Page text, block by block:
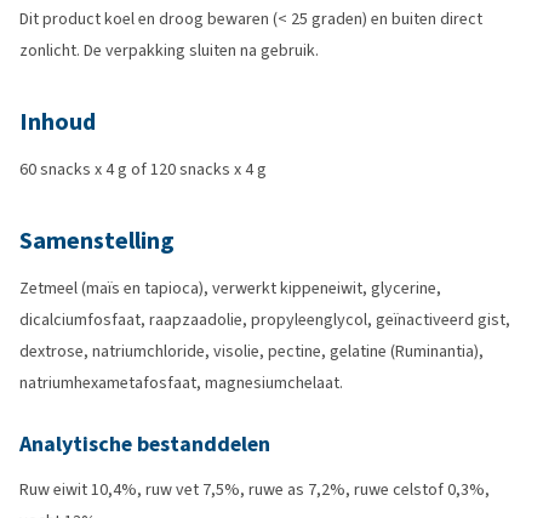
Dit product koel en droog bewaren (< 25 graden) en buiten direct
zonlicht. De verpakking sluiten na gebruik.
Inhoud
60 snacks x 4 g of 120 snacks x 4 g
Samenstelling
Zetmeel (maïs en tapioca), verwerkt kippeneiwit, glycerine,
dicalciumfosfaat, raapzaadolie, propyleenglycol, geïnactiveerd gist,
dextrose, natriumchloride, visolie, pectine, gelatine (Ruminantia),
natriumhexametafosfaat, magnesiumchelaat.
Analytische bestanddelen
Ruw eiwit 10,4%, ruw vet 7,5%, ruwe as 7,2%, ruwe celstof 0,3%,